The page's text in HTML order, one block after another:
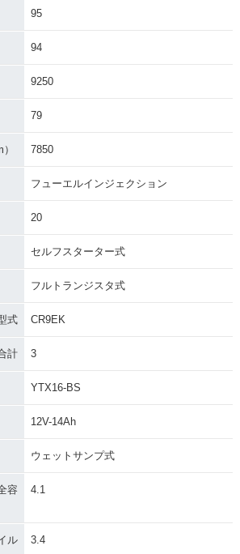
95
94
9250
79
7850
フューエルインジェクション
20
セルフスターター式
フルトランジスタ式
式 CR9EK
計 3
YTX16-BS
12V-14Ah
ウェットサンプ式
容
4.1
ル
3.4